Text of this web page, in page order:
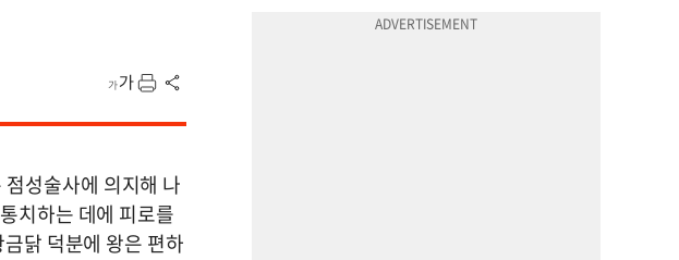
성술사에 의지해 나
치하는 데에 피로를
닭 덕분에 왕은 편하